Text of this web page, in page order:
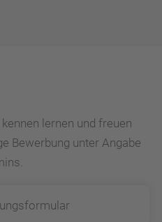
lernen und freuen
Bewerbung unter Angabe